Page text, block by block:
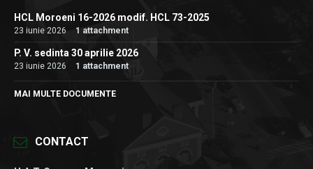
HCL Moroeni 16-2026 modif. HCL 73-2025
23 iunie 2026 1 attachment
P. V. sedinta 30 aprilie 2026
23 iunie 2026 1 attachment
MAI MULTE DOCUMENTE
CONTACT